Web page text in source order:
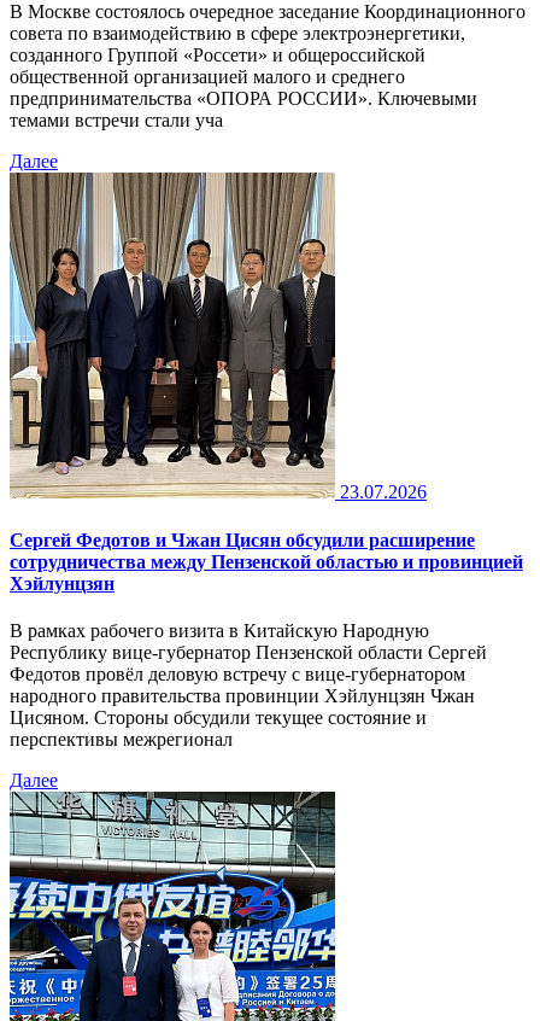
В Москве состоялось очередное заседание Координационного
совета по взаимодействию в сфере электроэнергетики,
созданного Группой «Россети» и общероссийской
общественной организацией малого и среднего
предпринимательства «ОПОРА РОССИИ». Ключевыми
темами встречи стали уча
Далее
23.07.2026
Сергей Федотов и Чжан Цисян обсудили расширение
сотрудничества между Пензенской областью и провинцией
Хэйлунцзян
В рамках рабочего визита в Китайскую Народную
Республику вице-губернатор Пензенской области Сергей
Федотов провёл деловую встречу с вице-губернатором
народного правительства провинции Хэйлунцзян Чжан
Цисяном. Стороны обсудили текущее состояние и
перспективы межрегионал
Далее